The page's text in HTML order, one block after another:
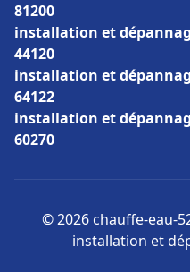
81200
installation et
44120
installation et
64122
installation et
60270
© 2026 chauffe-eau-
installation et